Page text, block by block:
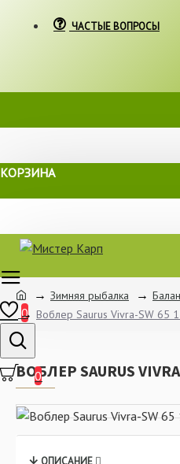
ЧАСТЫЕ ВОПРОСЫ
КОРЗИНА
0
0
Зимняя рыбалка
Воблер Saurus Vivra-SW 65
ВОБЛЕР SAURUS
ОПИСАНИЕ